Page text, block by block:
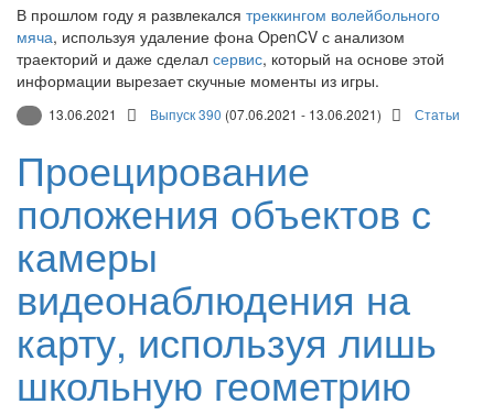
В прошлом году я развлекался треккингом волейбольного
мяча, используя удаление фона OpenCV с анализом
траекторий и даже сделал сервис, который на основе этой
информации вырезает скучные моменты из игры.
13.06.2021 Выпуск 390 (07.06.2021 - 13.06.2021) Статьи
Проецирование
положения объектов с
камеры
видеонаблюдения на
карту, используя лишь
школьную геометрию